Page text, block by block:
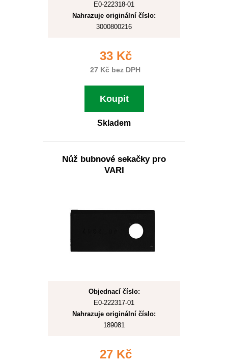
E0-222318-01
Nahrazuje originální číslo:
3000800216
33 Kč
27 Kč bez DPH
Koupit
Skladem
Nůž bubnové sekačky pro
VARI
Objednací číslo:
E0-222317-01
Nahrazuje originální číslo:
189081
27 Kč